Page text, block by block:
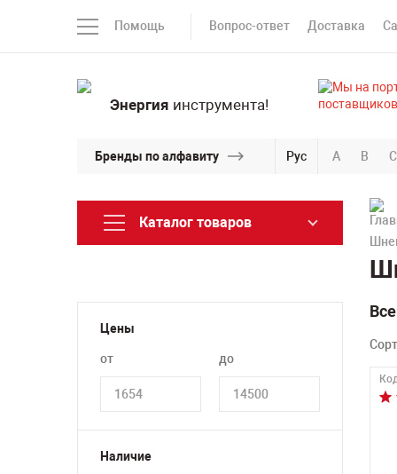
Помощь Вопрос-ответ Доставка
Энергия инструмента!
Бренды по алфавиту Рус A B C
Каталог товаров
Цены
от до
Наличие